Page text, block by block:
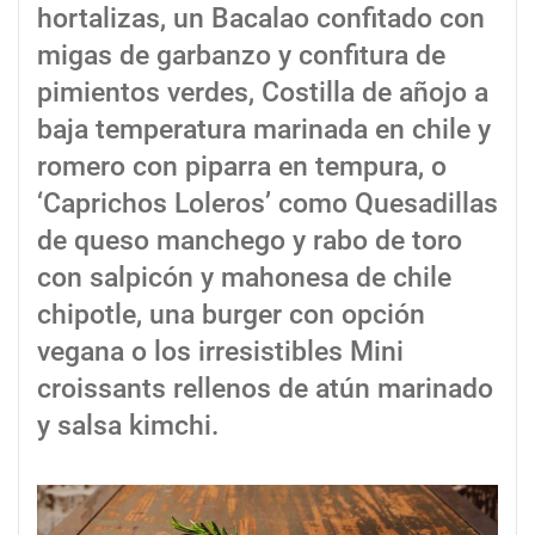
hortalizas, un Bacalao confitado con
migas de garbanzo y confitura de
pimientos verdes, Costilla de añojo a
baja temperatura marinada en chile y
romero con piparra en tempura, o
‘Caprichos Loleros’ como Quesadillas
de queso manchego y rabo de toro
con salpicón y mahonesa de chile
chipotle, una burger con opción
vegana o los irresistibles Mini
croissants rellenos de atún marinado
y salsa kimchi.